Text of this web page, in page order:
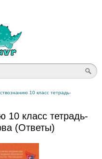
10 класс тетрадь-
10 класс тетрадь-
(Ответы)